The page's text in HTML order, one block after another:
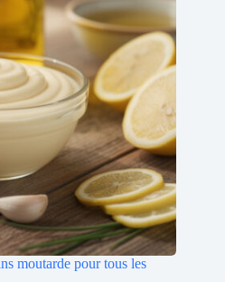
moutarde pour tous les